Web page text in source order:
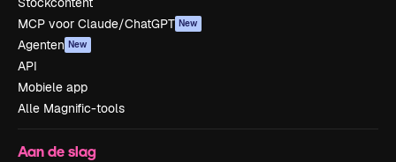
MCP voor Claude/ChatGPT New
Agenten New
API
Mobiele app
Alle Magnific-tools
Aan de slag